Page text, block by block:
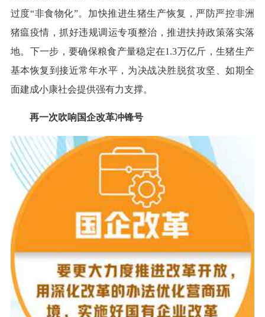
过度“非食物化”。加快推进生猪生产恢复，严防严控非洲
猪瘟疫情，抓好违规调运专项整治，推进扶持政策落实落
地。下一步，要确保粮食产量稳定在1.3万亿斤，生猪生产
基本恢复到接近常年水平，为决战决胜脱贫攻坚、如期全
面建成小康社会提供强有力支撑。
再一次吹响国企改革冲锋号